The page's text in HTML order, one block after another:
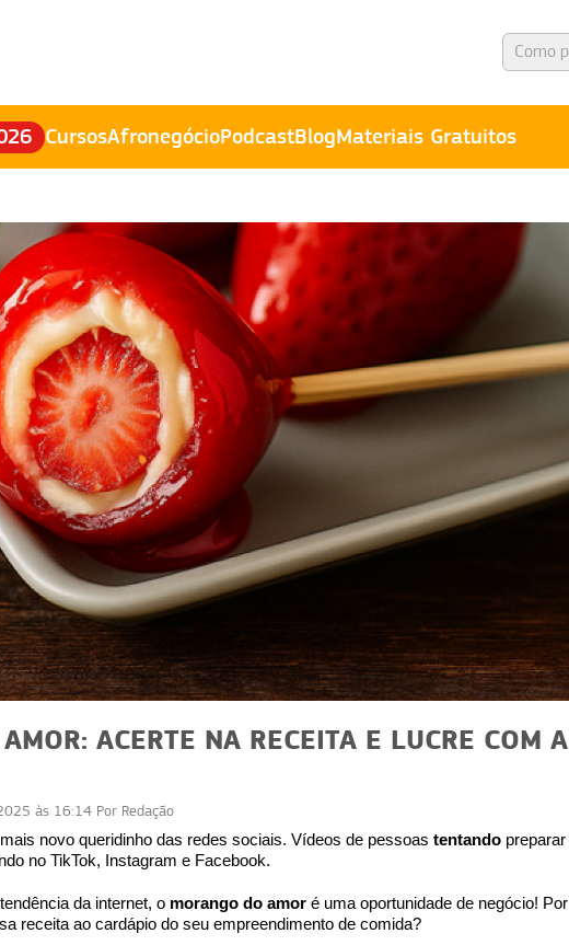
CursosAfronegócioPodcastBlogMateriais Gratuitos
ACERTE NA RECEITA E LUCRE COM A
às 16:14 Por Redação
novo queridinho das redes sociais. Vídeos de pessoas tentando preparar
no TikTok, Instagram e Facebook.
da internet, o morango do amor é uma oportunidade de negócio! Por
receita ao cardápio do seu empreendimento de comida?
ATUALIDADES
impacta
saiba mais
novidades para 2026